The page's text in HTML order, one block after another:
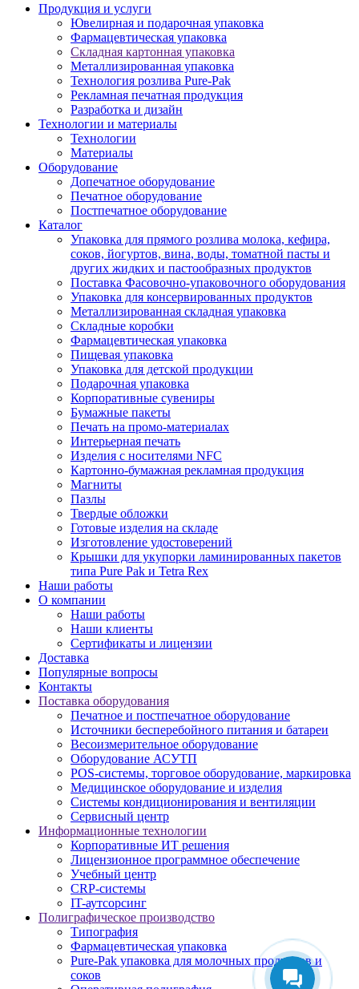
Продукция и услуги
Ювелирная и подарочная упаковка
Фармацевтическая упаковка
Складная картонная упаковка
Металлизированная упаковка
Технология розлива Pure-Pak
Рекламная печатная продукция
Разработка и дизайн
Технологии и материалы
Технологии
Материалы
Оборудование
Допечатное оборудование
Печатное оборудование
Постпечатное оборудование
Каталог
Упаковка для прямого розлива молока, кефира,
соков, йогуртов, вина, воды, томатной пасты и
других жидких и пастообразных продуктов
Поставка Фасовочно-упаковочного оборудования
Упаковка для консервированных продуктов
Металлизированная складная упаковка
Складные коробки
Фармацевтическая упаковка
Пищевая упаковка
Упаковка для детской продукции
Подарочная упаковка
Корпоративные сувениры
Бумажные пакеты
Печать на промо-материалах
Интерьерная печать
Изделия с носителями NFC
Картонно-бумажная рекламная продукция
Магниты
Пазлы
Твердые обложки
Готовые изделия на складе
Изготовление удостоверений
Крышки для укупорки ламинированных пакетов
типа Pure Pak и Tetra Rex
Наши работы
О компании
Наши работы
Наши клиенты
Сертификаты и лицензии
Доставка
Популярные вопросы
Контакты
Поставка оборудования
Печатное и постпечатное оборудование
Источники бесперебойного питания и батареи
Весоизмерительное оборудование
Оборудование АСУТП
POS-системы, торговое оборудование, маркировка
Медицинское оборудование и изделия
Системы кондиционирования и вентиляции
Сервисный центр
Информационные технологии
Корпоративные ИТ решения
Лицензионное программное обеспечение
Учебный центр
CRP-системы
IT-аутсорсинг
Полиграфическое производство
Типография
Фармацевтическая упаковка
Pure-Pak упаковка для молочных продуктов и
соков